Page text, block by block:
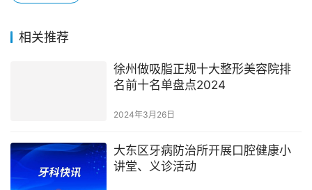
相关推荐
徐州做吸脂正规十大整形美容院排
名前十名单盘点2024
2024年3月26日
大东区牙病防治所开展口腔健康小
讲堂、义诊活动